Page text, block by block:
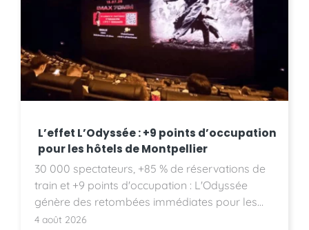
L’effet L’Odyssée : +9 points d’occupation
pour les hôtels de Montpellier
30 000 spectateurs, +85 % de réservations de
train et +9 points d'occupation : L'Odyssée
génère des retombées immédiates pour les
hôtels montpelliérains.
4 août 2026